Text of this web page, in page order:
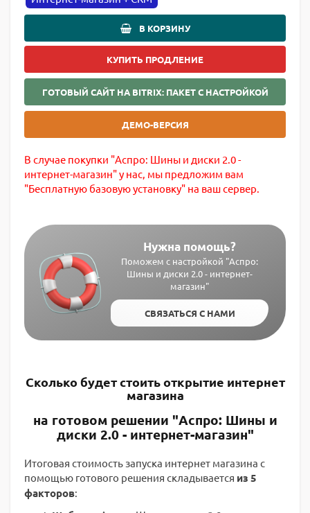
В КОРЗИНУ
КУПИТЬ ПРОДЛЕНИЕ
ГОТОВЫЙ САЙТ НА BITRIX: ПАКЕТ С НАСТРОЙКОЙ
ДЕМО-ВЕРСИЯ
В случае покупки "Аспро: Шины и диски 2.0 -
интернет-магазин" у нас, мы предложим вам
"Бесплатную базовую установку" на ваш сервер.
Нужна помощь?
Поможем с настройкой "Аспро:
Шины и диски 2.0 - интернет-
магазин"
СВЯЗАТЬСЯ С НАМИ
Сколько будет стоить открытие интернет
магазина
на готовом решении "Аспро: Шины и
диски 2.0 - интернет-магазин"
Итоговая стоимость запуска интернет магазина с
помощью готового решения складывается из 5
факторов: